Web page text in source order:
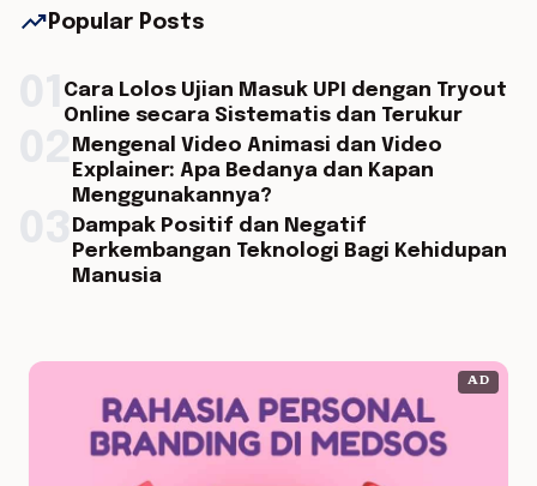
trending_up Popular Posts
Cara Lolos Ujian Masuk UPI dengan Tryout
Online secara Sistematis dan Terukur
Mengenal Video Animasi dan Video
Explainer: Apa Bedanya dan Kapan
Menggunakannya?
Dampak Positif dan Negatif
Perkembangan Teknologi Bagi Kehidupan
Manusia
AD